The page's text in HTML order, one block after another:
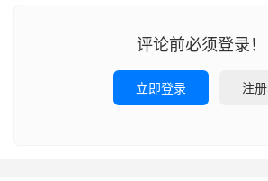
评论前必须登录！
立即登录 注册